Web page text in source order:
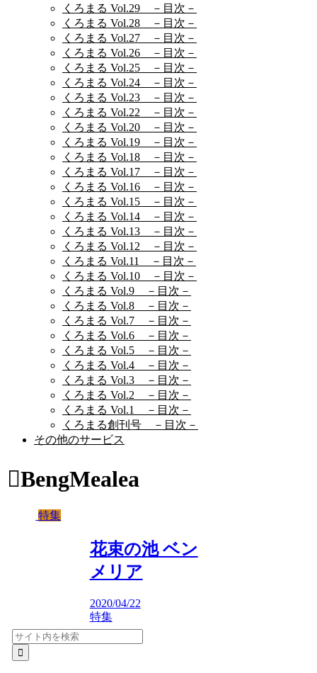
くろまる Vol.29 －目次－
くろまる Vol.28 －目次－
くろまる Vol.27 －目次－
くろまる Vol.26 －目次－
くろまる Vol.25 －目次－
くろまる Vol.24 －目次－
くろまる Vol.23 －目次－
くろまる Vol.22 －目次－
くろまる Vol.20 －目次－
くろまる Vol.19 －目次－
くろまる Vol.18 －目次－
くろまる Vol.17 －目次－
くろまる Vol.16 －目次－
くろまる Vol.15 －目次－
くろまる Vol.14 －目次－
くろまる Vol.13 －目次－
くろまる Vol.12 －目次－
くろまる Vol.11 －目次－
くろまる Vol.10 －目次－
くろまる Vol.9 －目次－
くろまる Vol.8 －目次－
くろまる Vol.7 －目次－
くろまる Vol.6 －目次－
くろまる Vol.5 －目次－
くろまる Vol.4 －目次－
くろまる Vol.3 －目次－
くろまる Vol.2 －目次－
くろまる Vol.1 －目次－
くろまる創刊号 －目次－
その他のサービス
BengMealea
特集
花束の池 ベン
メリア
2020/04/22
特集